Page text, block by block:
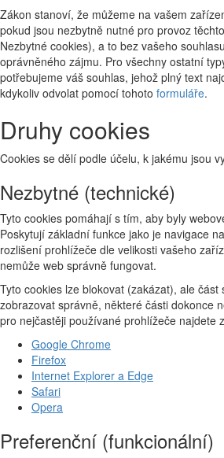
Zákon stanoví, že můžeme na vašem
pokud jsou nezbytně nutné pro provoz
Nezbytné cookies), a to bez vašeho
oprávněného zájmu. Pro všechny ostatní
potřebujeme váš souhlas, jehož plný text
kdykoliv odvolat pomocí tohoto formuláře.
Druhy cookies
Cookies se dělí podle účelu, k jakému jsou
Nezbytné (technické)
Tyto cookies pomáhají s tím, aby byly
Poskytují základní funkce jako je navigace
rozlišení prohlížeče dle velikosti vašeho
nemůže web správně fungovat.
Tyto cookies lze blokovat (zakázat), ale
zobrazovat správně, některé části dokonce
pro nejčastěji používané prohlížeče najdete
Google Chrome
Firefox
Internet Explorer a Edge
Safari
Opera
Preferenční (funkcionální)